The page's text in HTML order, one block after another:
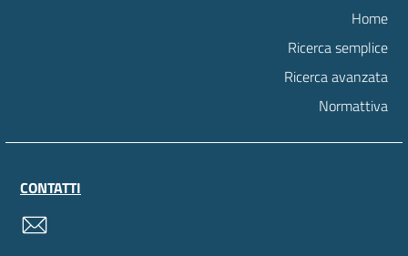
Home
Ricerca semplice
Ricerca avanzata
Normattiva
CONTATTI